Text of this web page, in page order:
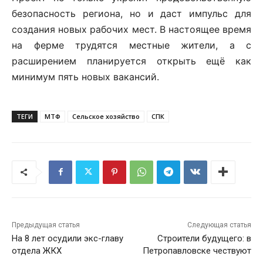
безопасность региона, но и даст импульс для
создания новых рабочих мест. В настоящее время
на ферме трудятся местные жители, а с
расширением планируется открыть ещё как
минимум пять новых вакансий.
ТЕГИ МТФ Сельское хозяйство СПК
Предыдущая статья
На 8 лет осудили экс-главу
отдела ЖКХ
Следующая статья
Строители будущего: в
Петропавловске чествуют